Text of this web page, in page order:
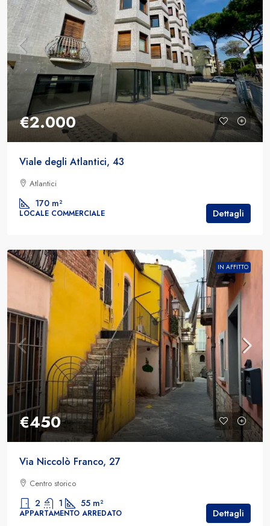
€2.000
Viale degli Atlantici, 43
Atlantici
170 m²
LOCALE COMMERCIALE Dettagli
IN AFFITTO
€450
Via Niccolò Franco, 27
Centro storico
2 1 55 m²
APPARTAMENTO ARREDATO Dettagli